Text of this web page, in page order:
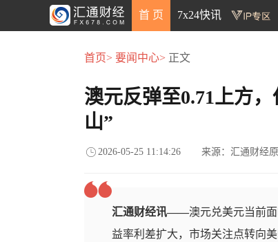
首 页 7x24快讯
首页> 要闻中心> 正文
澳元反弹至0.71上方
山”
2026-05-25 11:14:26 来源：汇通财经原
汇通财经讯——澳元兑美元当前
益率利差扩大，市场关注点转向